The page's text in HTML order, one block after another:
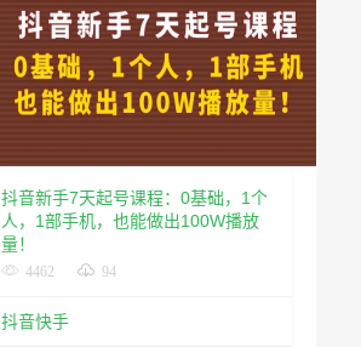
抖音新手7天起号课程：0基础，1个
人，1部手机，也能做出100W播放
量！
4462 94
抖音快手